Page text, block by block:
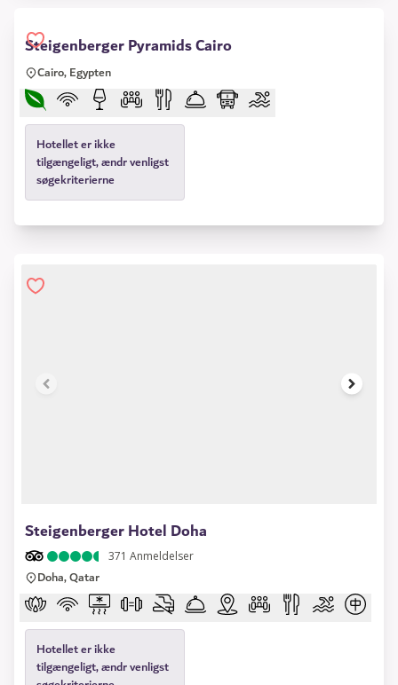
Steigenberger Pyramids Cairo
Cairo, Egypten
Hotellet er ikke
tilgængeligt, ændr venligst
søgekriterierne
Steigenberger Hotel Doha
371 Anmeldelser
Doha, Qatar
Hotellet er ikke
tilgængeligt, ændr venligst